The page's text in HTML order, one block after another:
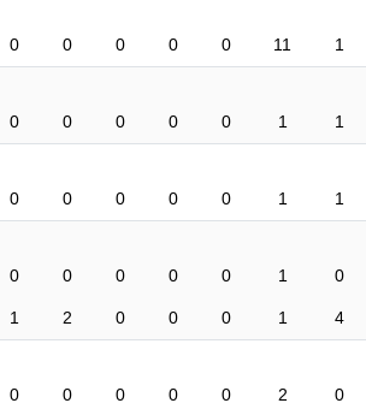
0 0 0 0 0 11 1
0 0 0 0 0 1 1
0 0 0 0 0 1 1
0 0 0 0 0 1 0
1 2 0 0 0 1 4
0 0 0 0 0 2 0